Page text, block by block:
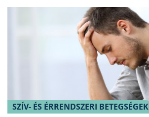
SZÍV- ÉS ÉRRENDSZERI BETEGSÉGEK